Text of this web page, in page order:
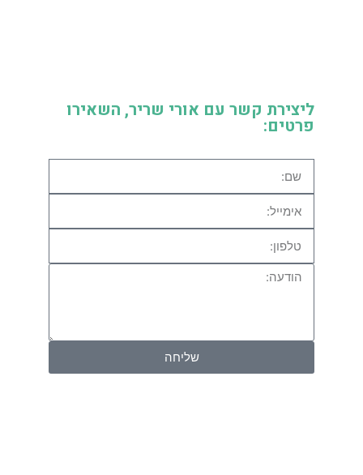
ליצירת קשר עם אורי שריר, השאירו
פרטים:
שליחה